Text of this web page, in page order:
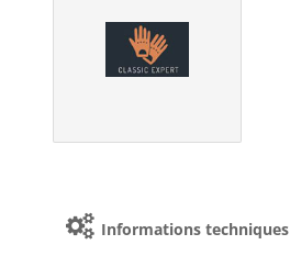
Informations techniques